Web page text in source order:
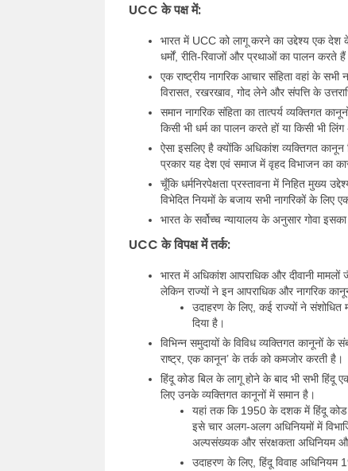
UCC के पक्ष में:
भारत में UCC को लागू करने का उद्देश्य एक देश
धर्मों, रीति-रिवाजों और प्रथाओं का पालन
एक राष्ट्रीय नागरिक आचार संहिता वहां के सभी
विरासत, रखरखाव, गोद लेने और संपत्ति के
समान नागरिक संहिता का तात्पर्य व्यक्तिगत
किसी भी धर्म का पालन करते हों या किसी भी
ऐसा इसलिए है क्योंकि अधिकांश व्यक्तिगत
प्रकार यह देश एवं समाज में वृहद विभाजन का
चूँकि धर्मनिरपेक्षता प्रस्तावना में निहित मुख्य
विभेदित नियमों के बजाय सभी नागरिकों के लिए
भारत के सर्वोच्च न्यायालय के अनुसार गोवा
UCC के विपक्ष में तर्क:
भारत में अधिकांश आपराधिक और दीवानी मामलों
लेकिन राज्यों ने इन आपराधिक और नागरिक
उदाहरण के लिए, कई राज्यों ने संशोधित
दिया है।
विभिन्न समुदायों के विविध व्यक्तिगत कानूनों
राष्ट्र, एक कानून’ के तर्क को कमजोर करती है।
हिंदू कोड बिल के लागू होने के बाद भी सभी हिंदू
लिए उनके व्यक्तिगत कानूनों में समान है।
यहां तक कि 1950 के दशक में हिंदू कोड
इसे चार अलग-अलग अधिनियमों में
अल्पसंख्यक और संरक्षकता अधिनियम
उदाहरण के लिए, हिंदू विवाह अधिनियम